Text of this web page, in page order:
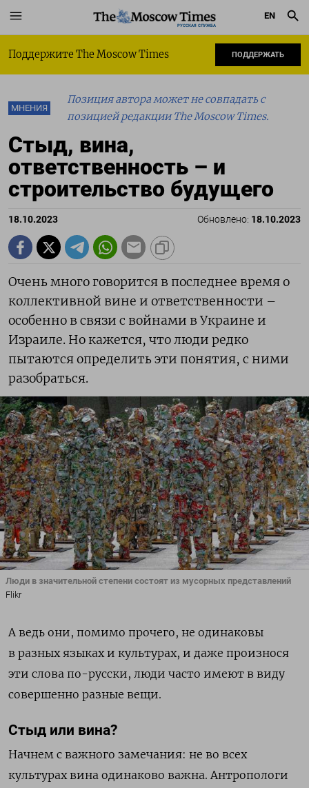
РУССКАЯ СЛУЖБА
EN
Поддержите The Moscow Times ПОДДЕРЖАТЬ
МНЕНИЯ
Позиция автора может не совпадать с
позицией редакции The Moscow Times.
Стыд, вина,
ответственность – и
строительство будущего
18.10.2023 Обновлено: 18.10.2023
Очень много говорится в последнее время о
коллективной вине и ответственности –
особенно в связи с войнами в Украине и
Израиле. Но кажется, что люди редко
пытаются определить эти понятия, с ними
разобраться.
Люди в значительной степени состоят из мусорных представлений
Flikr
А ведь они, помимо прочего, не одинаковы
в разных языках и культурах, и даже произнося
эти слова по-русски, люди часто имеют в виду
совершенно разные вещи.
Стыд или вина?
Начнем с важного замечания: не во всех
культурах вина одинаково важна. Антропологи